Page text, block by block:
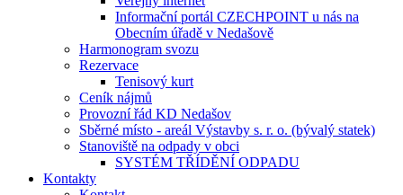
Informační portál CZECHPOINT u nás na
Obecním úřadě v Nedašově
Harmonogram svozu
Rezervace
Tenisový kurt
Ceník nájmů
Provozní řád KD Nedašov
Sběrné místo - areál Výstavby s. r. o. (bývalý statek)
Stanoviště na odpady v obci
SYSTÉM TŘÍDĚNÍ ODPADU
Kontakty